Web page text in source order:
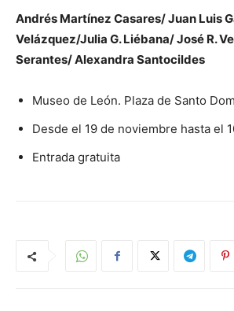
Andrés Martínez Casares/ Juan Luis
Velázquez/Julia G. Liébana/ José R.
Serantes/ Alexandra Santocildes
Museo de León. Plaza de Santo
Desde el 19 de noviembre hasta el
Entrada gratuita